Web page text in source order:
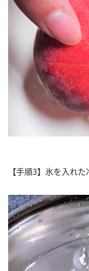
【手順3】氷を入れ